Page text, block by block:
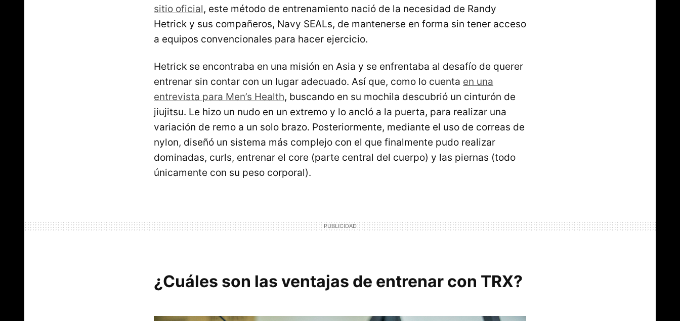
sitio oficial, este método de entrenamiento nació de la necesidad de Randy
Hetrick y sus compañeros, Navy SEALs, de mantenerse en forma sin tener acceso
a equipos convencionales para hacer ejercicio.
Hetrick se encontraba en una misión en Asia y se enfrentaba al desafío de querer
entrenar sin contar con un lugar adecuado. Así que, como lo cuenta en una
entrevista para Men’s Health, buscando en su mochila descubrió un cinturón de
jiujitsu. Le hizo un nudo en un extremo y lo ancló a la puerta, para realizar una
variación de remo a un solo brazo. Posteriormente, mediante el uso de correas de
nylon, diseñó un sistema más complejo con el que finalmente pudo realizar
dominadas, curls, entrenar el core (parte central del cuerpo) y las piernas (todo
únicamente con su peso corporal).
¿Cuáles son las ventajas de entrenar con TRX?